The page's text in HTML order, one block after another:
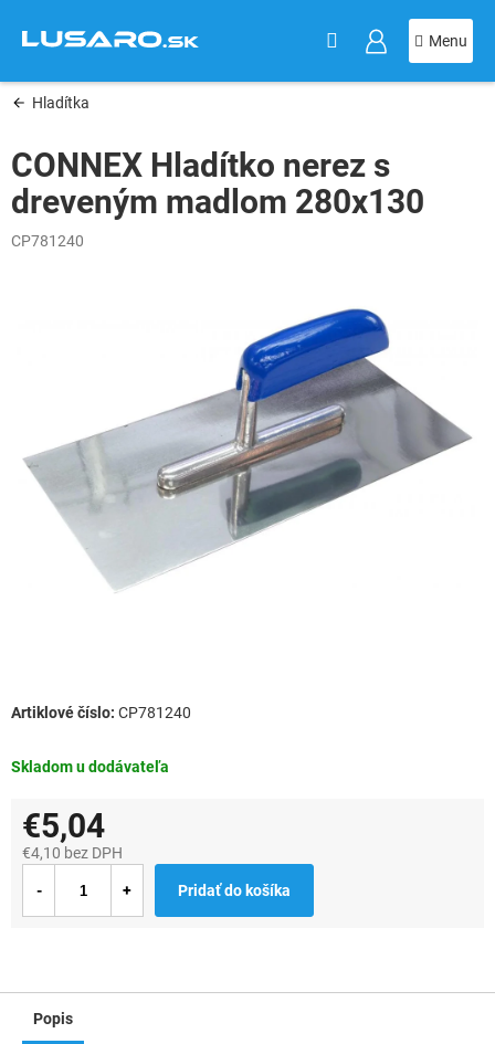
obsah
Hladítka
CONNEX Hladítko nerez s
dreveným madlom 280x130
CP781240
Skladom u dodávateľa
CP781240
€5,04
€4,10 bez DPH
cena:
Pridať do košíka
Popis